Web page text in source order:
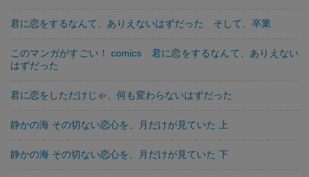
君に恋をするなんて、ありえないはずだった そして、卒業
このマンガがすごい！ comics 君に恋をするなんて、ありえない
はずだった
君に恋をしただけじゃ、何も変わらないはずだった
静かの海 その切ない恋心を、月だけが見ていた 上
静かの海 その切ない恋心を、月だけが見ていた 下